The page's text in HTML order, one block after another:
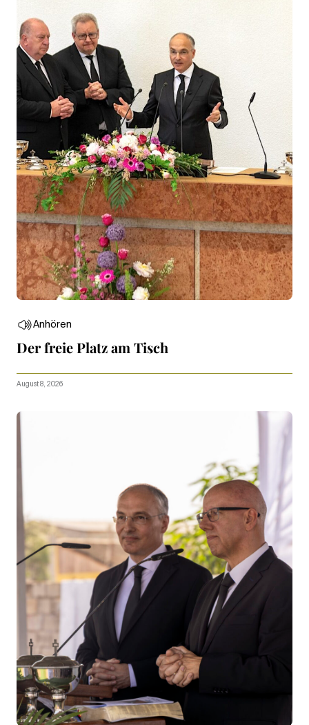
Anhören
Der freie Platz am Tisch
August 8, 2026